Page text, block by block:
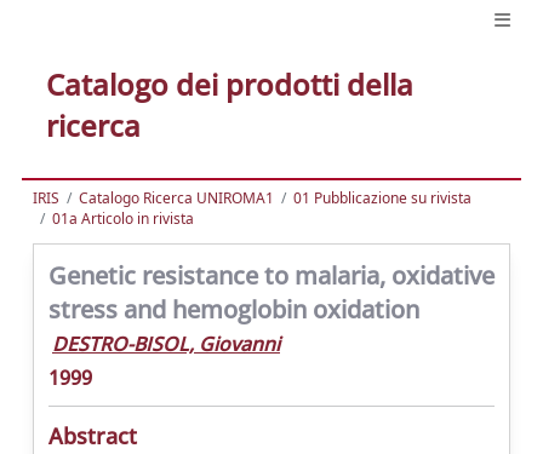
Catalogo dei prodotti della
ricerca
IRIS Catalogo Ricerca UNIROMA1
01 Pubblicazione su rivista
01a Articolo in rivista
Genetic resistance to malaria, oxidative
stress and hemoglobin oxidation
DESTRO-BISOL, Giovanni
1999
Abstract